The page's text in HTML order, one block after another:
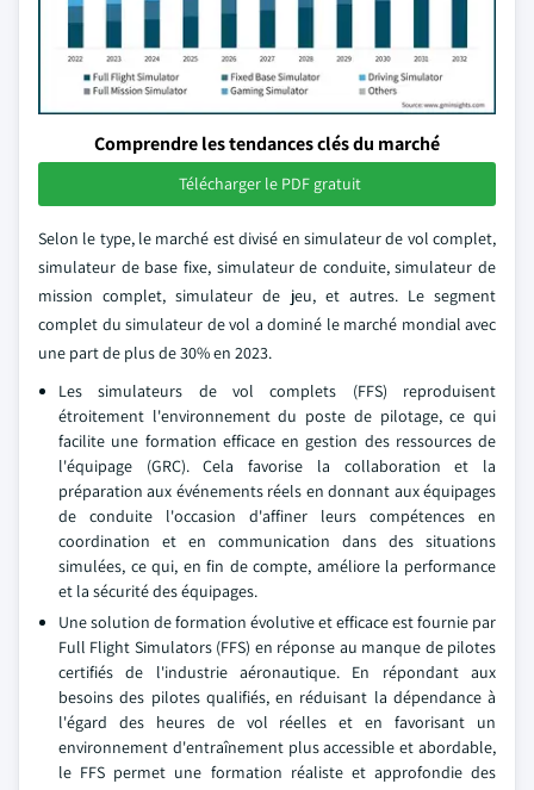
Comprendre les tendances clés du marché
Télécharger le PDF gratuit
Selon le type, le marché est divisé en simulateur de vol complet,
simulateur de base fixe, simulateur de conduite, simulateur de
mission complet, simulateur de jeu, et autres. Le segment
complet du simulateur de vol a dominé le marché mondial avec
une part de plus de 30% en 2023.
Les simulateurs de vol complets (FFS) reproduisent
étroitement l'environnement du poste de pilotage, ce qui
facilite une formation efficace en gestion des ressources de
l'équipage (GRC). Cela favorise la collaboration et la
préparation aux événements réels en donnant aux équipages
de conduite l'occasion d'affiner leurs compétences en
coordination et en communication dans des situations
simulées, ce qui, en fin de compte, améliore la performance
et la sécurité des équipages.
Une solution de formation évolutive et efficace est fournie par
Full Flight Simulators (FFS) en réponse au manque de pilotes
certifiés de l'industrie aéronautique. En répondant aux
besoins des pilotes qualifiés, en réduisant la dépendance à
l'égard des heures de vol réelles et en favorisant un
environnement d'entraînement plus accessible et abordable,
le FFS permet une formation réaliste et approfondie des